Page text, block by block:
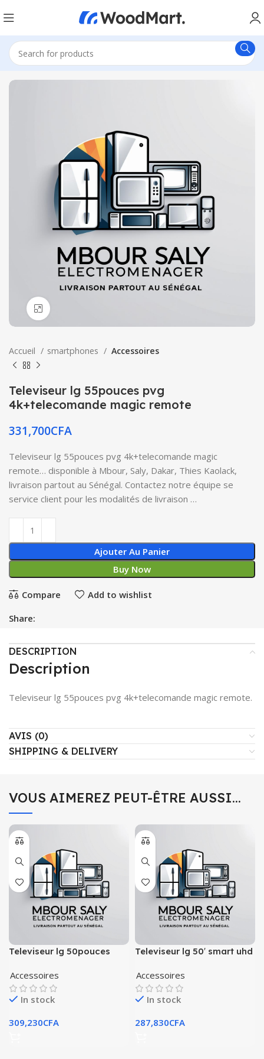
Accueil smartphones Accessoires
Televiseur lg 55pouces pvg
4k+telecomande magic remote
331,700CFA
Televiseur lg 55pouces pvg 4k+telecomande magic
remote… disponible à Mbour, Saly, Dakar, Thies Kaolack,
livraison partout au Sénégal. Contactez notre équipe se
service client pour les modalités de livraison …
Ajouter Au Panier
Buy Now
Compare Add to wishlist
Share:
DESCRIPTION
Description
Televiseur lg 55pouces pvg 4k+telecomande magic remote.
AVIS (0)
SHIPPING & DELIVERY
VOUS AIMEREZ PEUT-ÊTRE AUSSI…
Televiseur lg 50pouces
Accessoires
In stock
309,230CFA
Televiseur lg 50′ smart uhd
remote
Accessoires
In stock
287,830CFA